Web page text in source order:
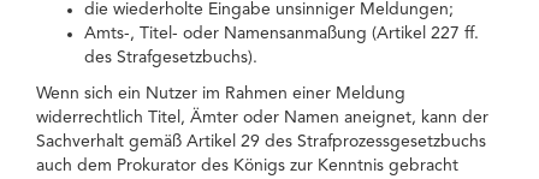
die wiederholte Eingabe unsinniger Meldungen;
Amts-, Titel- oder Namensanmaßung (Artikel 227 ff.
des Strafgesetzbuchs).
Wenn sich ein Nutzer im Rahmen einer Meldung
widerrechtlich Titel, Ämter oder Namen aneignet, kann der
Sachverhalt gemäß Artikel 29 des Strafprozessgesetzbuchs
auch dem Prokurator des Königs zur Kenntnis gebracht